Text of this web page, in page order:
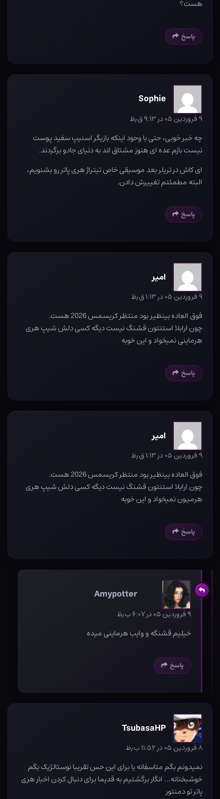
هست؟
پاسخ
Sophie
۹ فروردین ۰۵ در ۹:۱۳ ق٫ظ
چه خبر خوبی، حتی با وحود اینکه بازیگر اسنیپ سفید پوست
نیست بازم عده ای هنوز مشتاق اند به دنیای جادو برگردند.
ای کاش در تریلر بعد موسیقی خاص تیتراژ هری پاتر رو بشنویم،
البته مطمئنم تغییرش دادن.
پاسخ
امیر
۹ فروردین ۰۵ در ۱:۱۳ ق٫ظ
فوق العاده بینظیر بود منتظر کریسمس 2026 هست.
چون ارابلا استنتون قشنگ نیست دیگه کسی دلش شیپ هری
هرماینی نمیخواد و این خوبه
پاسخ
امیر
۹ فروردین ۰۵ در ۱:۱۳ ق٫ظ
فوق العاده بینظیر بود منتظر کریسمس 2026 هست.
چون ارابلا استنتون قشنگ نیست دیگه کسی دلش شیپ هری
هرمیون نمیخواد و این خوبه
پاسخ
Amypotter
۹ فروردین ۰۵ در ۶:۰۷ ب٫ظ
خیلیم قشنگه و وایب هرماینی میده
پاسخ
TsubasaHP
۸ فروردین ۰۵ در ۱۱:۵۲ ب٫ظ
نمیدونم بگم متاسفانه یا برای این حس تقریبا نوستالژیک بگم
خوشبختانه… انگار برگشتیم به قدیما برای دنبال کردن اخبار هری
پاتر تو دمنتور